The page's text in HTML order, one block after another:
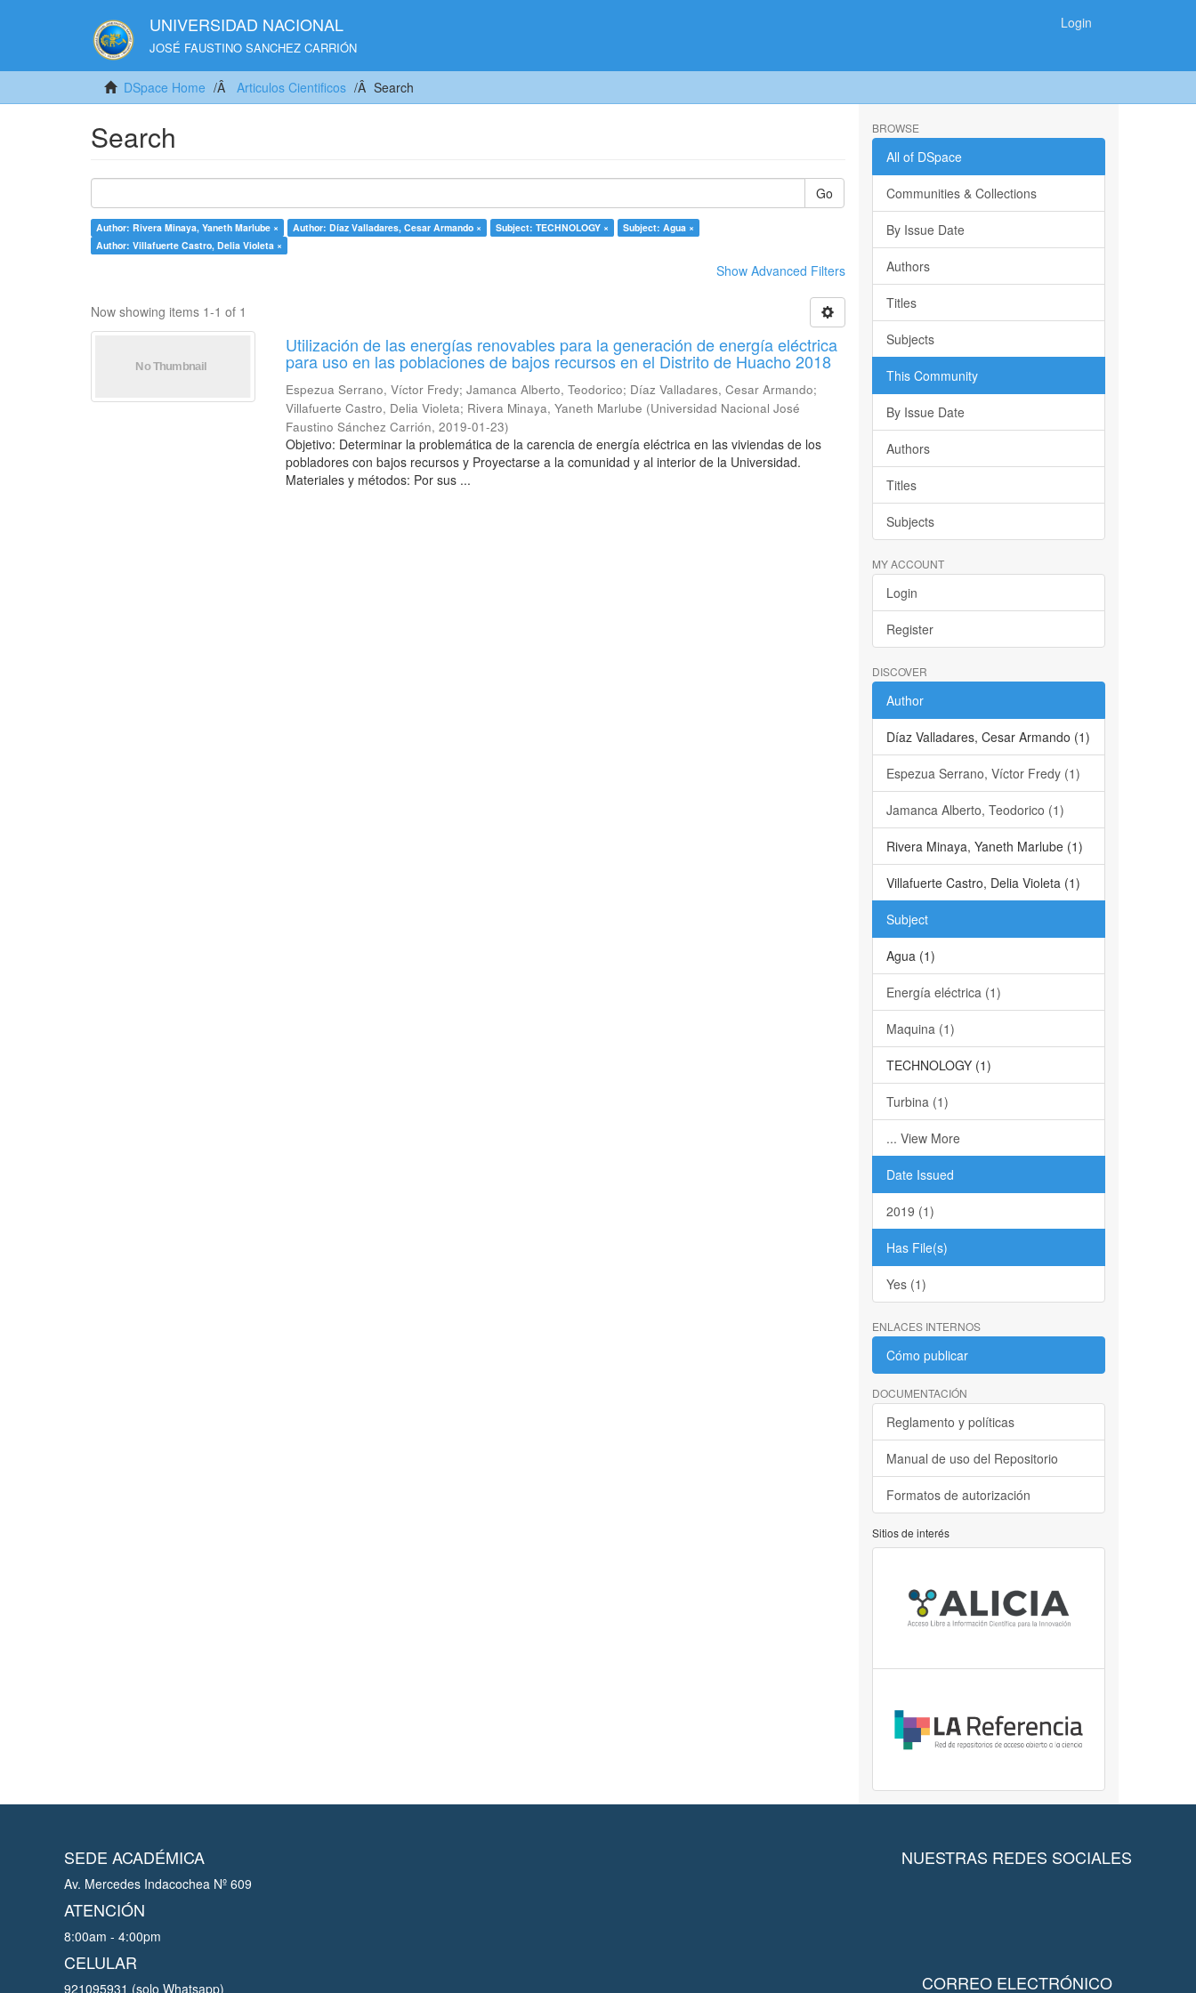
UNIVERSIDAD NACIONAL
JOSÉ FAUSTINO SANCHEZ CARRIÓN
Login
DSpace Home Articulos Cientificos Search
Search
Go
Author: Rivera Minaya, Yaneth Marlube × Author: Díaz Valladares, Cesar Armando × Subject: TECHNOLOGY ×
Subject: Agua ×
Author: Villafuerte Castro, Delia Violeta ×
Show Advanced Filters
Now showing items 1-1 of 1
Utilización de las energías renovables para la generación de energía eléctrica
para uso en las poblaciones de bajos recursos en el Distrito de Huacho 2018
Espezua Serrano, Víctor Fredy;Jamanca Alberto, Teodorico; Díaz Valladares, Cesar Armando;
Villafuerte Castro, Delia Violeta; Rivera Minaya, Yaneth Marlube (Universidad Nacional José
Faustino Sánchez Carrión,2019-01-23)
Objetivo: Determinar la problemática de la carencia de energía eléctrica en las viviendas de los
pobladores con bajos recursos y Proyectarse a la comunidad y al interior de la Universidad.
Materiales y métodos: Por sus ...
BROWSE
All of DSpace
Communities & Collections
By Issue Date
Authors
Titles
Subjects
This Community
By Issue Date
Authors
Titles
Subjects
MY ACCOUNT
Login
Register
DISCOVER
Author
Díaz Valladares, Cesar Armando (1)
Espezua Serrano, Víctor Fredy (1)
Jamanca Alberto, Teodorico (1)
Rivera Minaya, Yaneth Marlube (1)
Villafuerte Castro, Delia Violeta (1)
Subject
Agua (1)
Energía eléctrica (1)
Maquina (1)
TECHNOLOGY (1)
Turbina (1)
... View More
Date Issued
2019 (1)
Has File(s)
Yes (1)
ENLACES INTERNOS
Cómo publicar
DOCUMENTACIÓN
Reglamento y políticas
Manual de uso del Repositorio
Formatos de autorización
Sitios de interés
SEDE ACADÉMICA
Av. Mercedes Indacochea Nº 609
ATENCIÓN
8:00am - 4:00pm
CELULAR
921095931 (solo Whatsapp)
NUESTRAS REDES SOCIALES
CORREO ELECTRÓNICO